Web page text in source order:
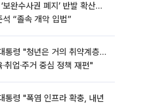
보완수사권 폐지’ 반발 확산…
석 “졸속 개악 입법”
통령 "청년은 거의 취약계층…
·취업·주거 중심 정책 재편"
통령 "폭염 인프라 확충, 내년